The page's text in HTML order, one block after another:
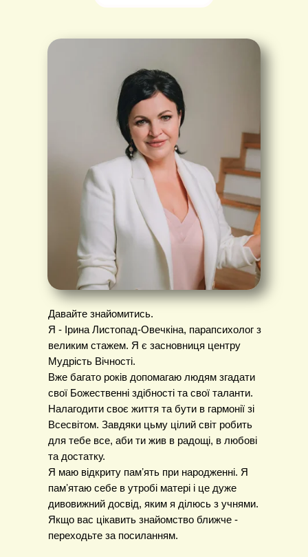
Давайте знайомитись.
Я - Ірина Листопад-Овечкіна, парапсихолог з
великим стажем. Я є засновниця центру
Мудрість Вічності.
Вже багато років допомагаю людям згадати
свої Божественні здібності та свої таланти.
Налагодити своє життя та бути в гармонії зі
Всесвітом. Завдяки цьму цілий світ робить
для тебе все, аби ти жив в радощі, в любові
та достатку.
Я маю відкриту памʼять при народженні. Я
памʼятаю себе в утробі матері і це дуже
дивовижний досвід, яким я ділюсь з учнями.
Якщо вас цікавить знайомство ближче -
переходьте за посиланням.